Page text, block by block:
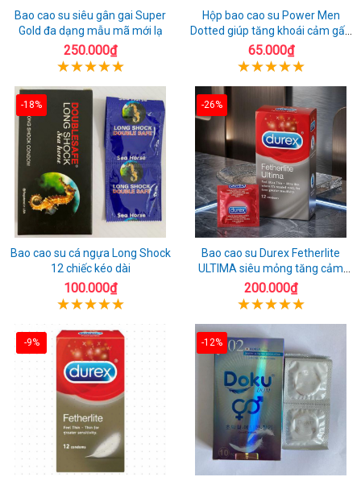
Bao cao su siêu gân gai Super
Gold đa dạng mẫu mã mới lạ
250.000₫
Hộp bao cao su Power Men
Dotted giúp tăng khoái cảm gấp
đôi
65.000₫
-18%
Bao cao su cá ngựa Long Shock
12 chiếc kéo dài
100.000₫
-26%
Bao cao su Durex Fetherlite
ULTIMA siêu mỏng tăng cảm
giác
200.000₫
-9% -12%